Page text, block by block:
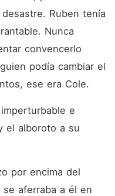
Ruben tenía
Nunca
convencerlo
podía cambiar el
ese era Cole.
e
el alboroto a su
por encima del
se aferraba a él en